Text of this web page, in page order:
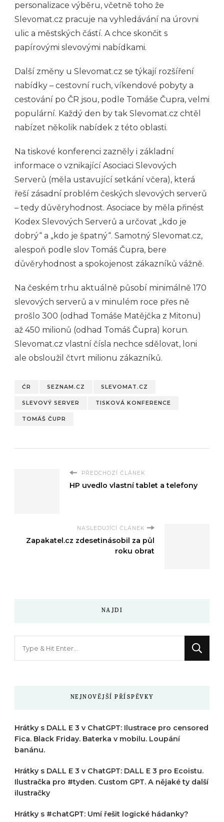
personalizace výběru, včetně toho že
Slevomat.cz pracuje na vyhledávání na úrovni
ulic a městských částí. A chce skončit s
papírovými slevovými nabídkami.
Další změny u Slevomat.cz se týkají rozšíření
nabídky – cestovní ruch, víkendové pobyty a
cestování po ČR jsou, podle Tomáše Čupra, velmi
populární. Každý den by tak Slevomat.cz chtěl
nabízet několik nabídek z této oblasti.
Na tiskové konferenci zazněly i základní
informace o vznikající Asociaci Slevových
Serverů (měla ustavující setkání včera), která
řeší zásadní problém českých slevových serverů
– tedy důvěryhodnost. Asociace by měla přinést
Kodex Slevových Serverů a určovat „kdo je
dobrý“ a „kdo je špatný“. Samotný Slevomat.cz,
alespoň podle slov Tomáš Čupra, bere
důvěryhodnost a spokojenost zákazníků vážně.
Na českém trhu aktuálně působí minimálně 170
slevových serverů a v minulém roce přes ně
prošlo 300 (odhad Tomáše Matějčka z Mitonu)
až 450 milionů (odhad Tomáš Čupra) korun.
Slevomat.cz vlastní čísla nechce sdělovat, loni
ale obsloužil čtvrt milionu zákazníků.
ĆR SEZNAM.CZ SLEVOMAT.CZ
SLEVOVÝ SERVER TISKOVÁ KONFERENCE
TOMÁŠ ČUPR
PŘEDCHOZÍ ČLÁNEK
HP uvedlo vlastní tablet a telefony
NASLEDUJÍCÍ ČLÁNEK
Zapakatel.cz zdesetinásobil za půl
roku obrat
NAJDI
NEJNOVĚJŠÍ PŘÍSPĚVKY
Hrátky s DALL E 3 v ChatGPT: Ilustrace pro censored
Fica. Black Friday. Baterka v mobilu. Loupání
banánu.
Hrátky s DALL E 3 v ChatGPT: DALL E 3 pro Ecoistu.
Ilustračka pro #tyden. Custom GPT. A nějaké ty další
ilustračky
Hrátky s #chatGPT: Umí řešit logické hádanky?